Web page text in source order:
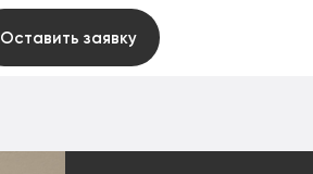
Оставить заявку